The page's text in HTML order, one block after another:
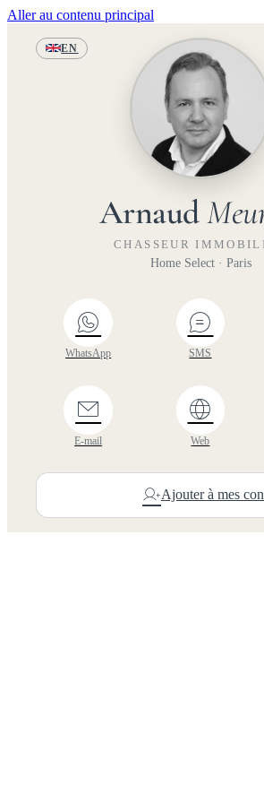
Aller au contenu principal
EN
Arnaud
CHASSEUR
Home Select · Paris
WhatsApp SMS
E-mail Web
Ajouter à mes